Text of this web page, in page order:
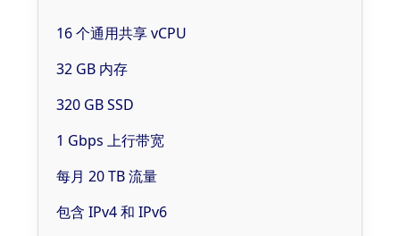
16 个通用共享 vCPU
32 GB 内存
320 GB SSD
1 Gbps 上行带宽
每月 20 TB 流量
包含 IPv4 和 IPv6